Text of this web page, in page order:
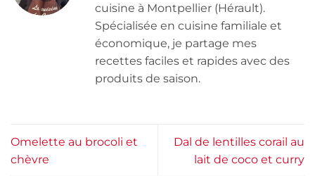
cuisine à Montpellier (Hérault).
Spécialisée en cuisine familiale et
économique, je partage mes
recettes faciles et rapides avec des
produits de saison.
Omelette au brocoli et
chèvre
Dal de lentilles corail au
lait de coco et curry